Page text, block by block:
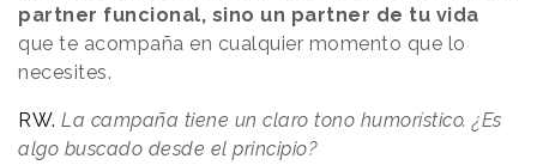
partner funcional, sino un partner de tu vida
que te acompaña en cualquier momento que lo
necesites.
RW. La campaña tiene un claro tono humorístico. ¿Es
algo buscado desde el principio?